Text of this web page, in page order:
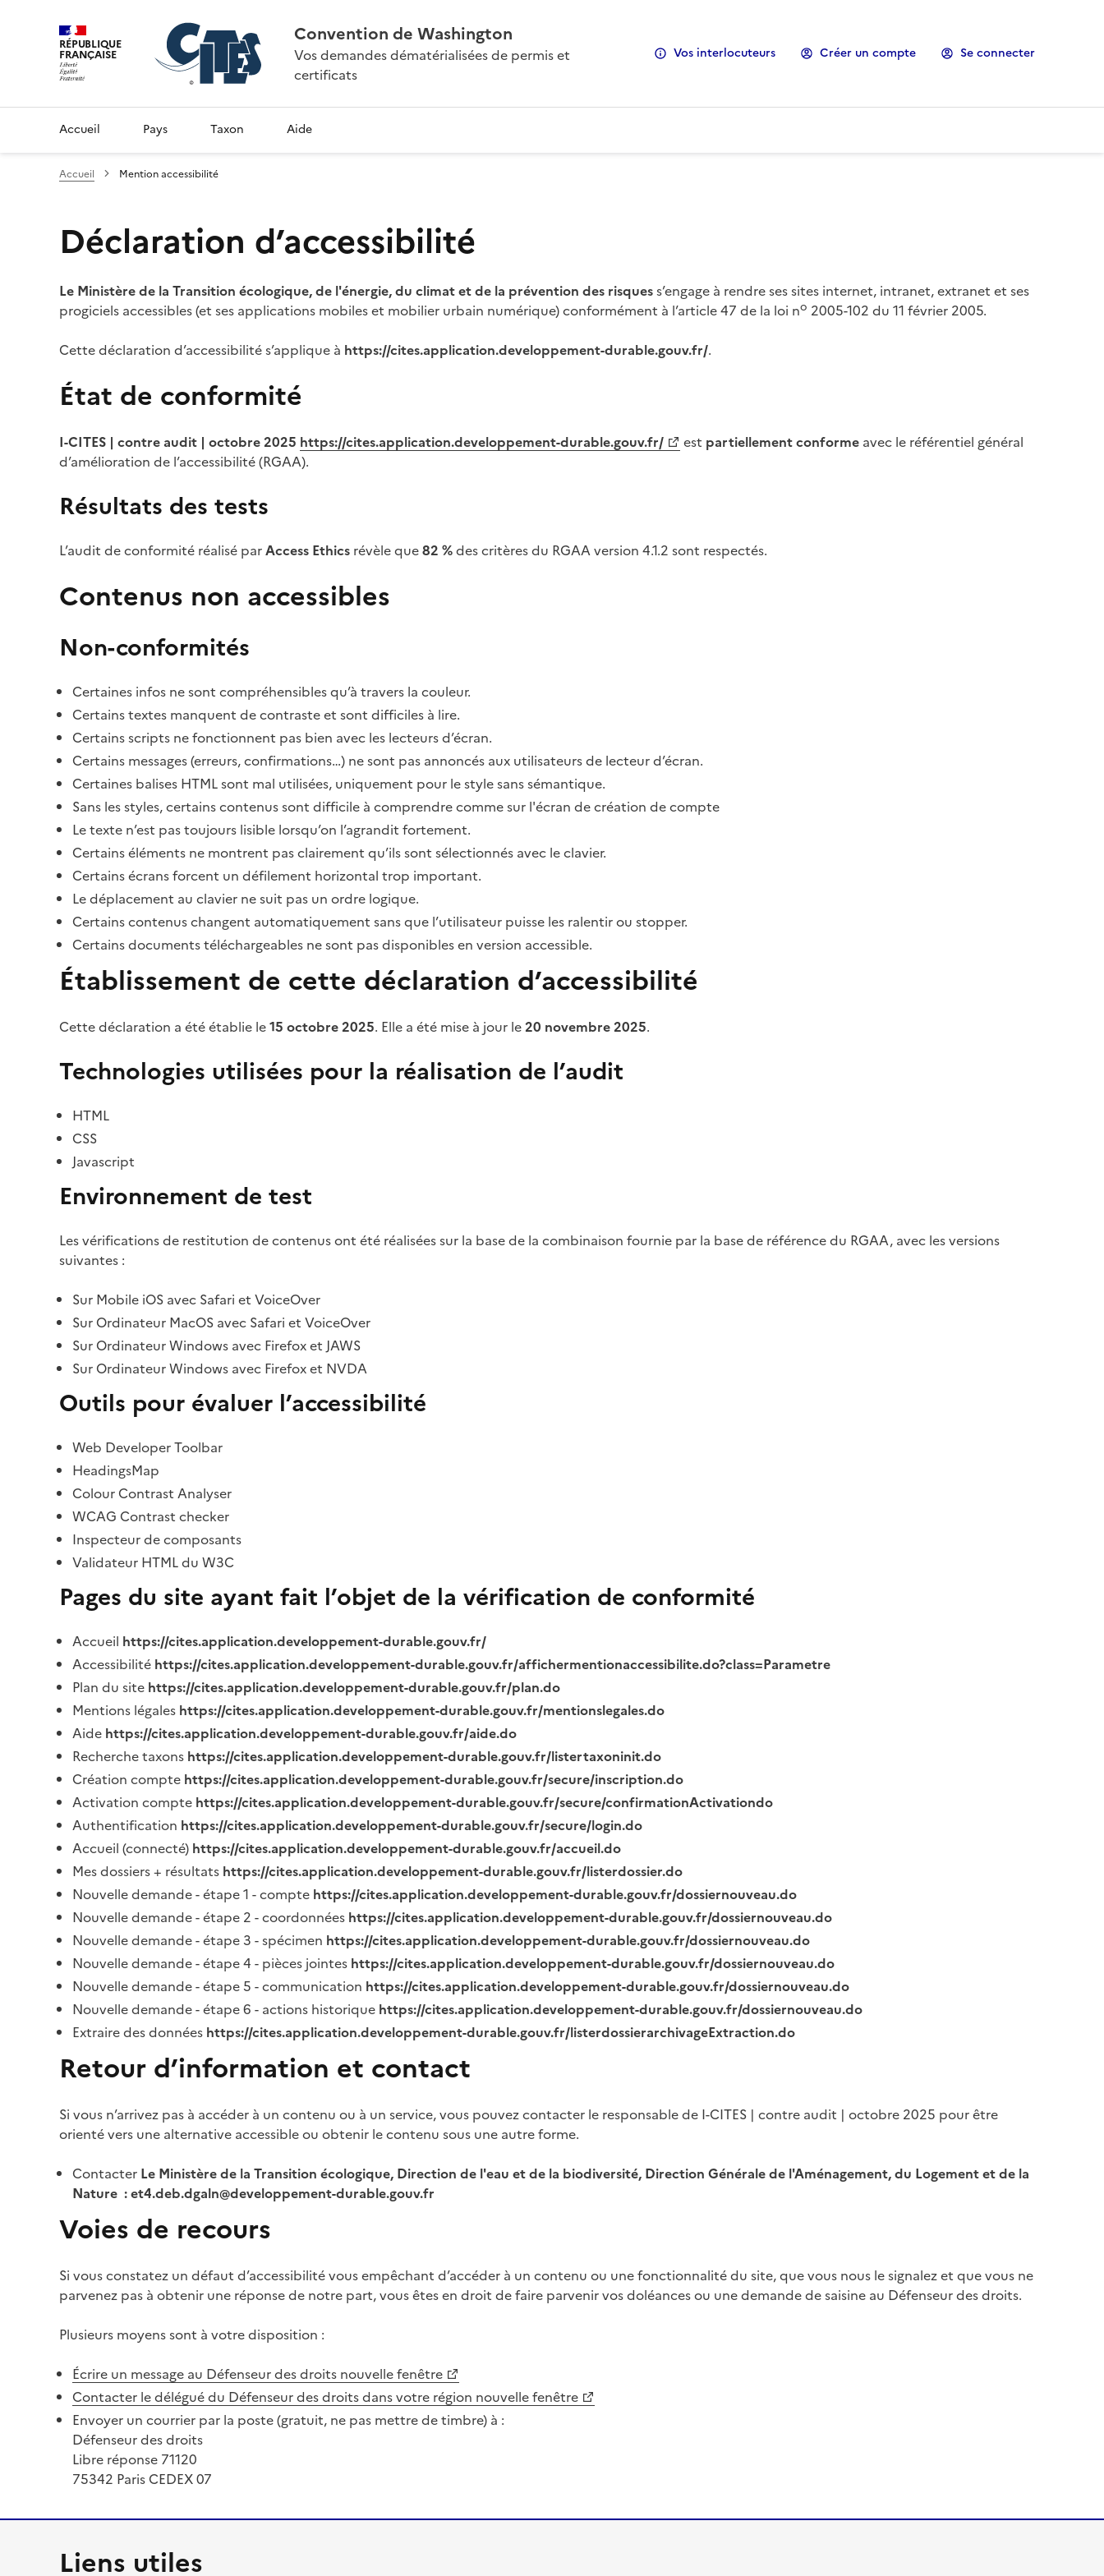
RÉPUBLIQUE
FRANÇAISE
Convention de Washington
Vos demandes dématérialisées de permis et
certificats
Vos interlocuteurs Créer un compte Se connecter
Accueil Pays Taxon Aide
Accueil Mention accessibilité
Déclaration d’accessibilité
Le Ministère de la Transition écologique, de l'énergie, du climat et de la prévention des risquess’engage à rendre ses sites internet, intranet, extranet et ses
progiciels accessibles (et ses applications mobiles et mobilier urbain numérique) conformément à l’article 47 de la loi no 2005-102 du 11 février 2005.
Cette déclaration d’accessibilité s’applique à https://cites.application.developpement-durable.gouv.fr/.
État de conformité
I-CITES | contre audit | octobre 2025 https://cites.application.developpement-durable.gouv.fr/ est partiellement conforme avec le référentiel général
d’amélioration de l’accessibilité (RGAA).
Résultats des tests
L’audit de conformité réalisé parAccess Ethics révèle que82 %des critères du RGAA version 4.1.2 sont respectés.
Contenus non accessibles
Non-conformités
Certaines infos ne sont compréhensibles qu’à travers la couleur.
Certains textes manquent de contraste et sont difficiles à lire.
Certains scripts ne fonctionnent pas bien avec les lecteurs d’écran.
Certains messages (erreurs, confirmations…) ne sont pas annoncés aux utilisateurs de lecteur d’écran.
Certaines balises HTML sont mal utilisées, uniquement pour le style sans sémantique.
Sans les styles, certains contenus sont difficile à comprendre comme sur l'écran de création de compte
Le texte n’est pas toujours lisible lorsqu’on l’agrandit fortement.
Certains éléments ne montrent pas clairement qu’ils sont sélectionnés avec le clavier.
Certains écrans forcent un défilement horizontal trop important.
Le déplacement au clavier ne suit pas un ordre logique.
Certains contenus changent automatiquement sans que l’utilisateur puisse les ralentir ou stopper.
Certains documents téléchargeables ne sont pas disponibles en version accessible.
Établissement de cette déclaration d’accessibilité
Cette déclaration a été établie le15 octobre 2025. Elle a été mise à jour le20 novembre 2025.
Technologies utilisées pour la réalisation de l’audit
HTML
CSS
Javascript
Environnement de test
Les vérifications de restitution de contenus ont été réalisées sur la base de la combinaison fournie par la base de référence du RGAA, avec les versions
suivantes :
Sur Mobile iOS avec Safari et VoiceOver
Sur Ordinateur MacOS avec Safari et VoiceOver
Sur Ordinateur Windows avec Firefox et JAWS
Sur Ordinateur Windows avec Firefox et NVDA
Outils pour évaluer l’accessibilité
Web Developer Toolbar
HeadingsMap
Colour Contrast Analyser
WCAG Contrast checker
Inspecteur de composants
Validateur HTML du W3C
Pages du site ayant fait l’objet de la vérification de conformité
Accueil https://cites.application.developpement-durable.gouv.fr/
Accessibilité https://cites.application.developpement-durable.gouv.fr/affichermentionaccessibilite.do?class=Parametre
Plan du site https://cites.application.developpement-durable.gouv.fr/plan.do
Mentions légales https://cites.application.developpement-durable.gouv.fr/mentionslegales.do
Aide https://cites.application.developpement-durable.gouv.fr/aide.do
Recherche taxons https://cites.application.developpement-durable.gouv.fr/listertaxoninit.do
Création compte https://cites.application.developpement-durable.gouv.fr/secure/inscription.do
Activation compte https://cites.application.developpement-durable.gouv.fr/secure/confirmationActivationdo
Authentification https://cites.application.developpement-durable.gouv.fr/secure/login.do
Accueil (connecté) https://cites.application.developpement-durable.gouv.fr/accueil.do
Mes dossiers + résultats https://cites.application.developpement-durable.gouv.fr/listerdossier.do
Nouvelle demande - étape 1 - compte https://cites.application.developpement-durable.gouv.fr/dossiernouveau.do
Nouvelle demande - étape 2 - coordonnées https://cites.application.developpement-durable.gouv.fr/dossiernouveau.do
Nouvelle demande - étape 3 - spécimen https://cites.application.developpement-durable.gouv.fr/dossiernouveau.do
Nouvelle demande - étape 4 - pièces jointes https://cites.application.developpement-durable.gouv.fr/dossiernouveau.do
Nouvelle demande - étape 5 - communication https://cites.application.developpement-durable.gouv.fr/dossiernouveau.do
Nouvelle demande - étape 6 - actions historique https://cites.application.developpement-durable.gouv.fr/dossiernouveau.do
Extraire des données https://cites.application.developpement-durable.gouv.fr/listerdossierarchivageExtraction.do
Retour d’information et contact
Si vous n’arrivez pas à accéder à un contenu ou à un service, vous pouvez contacter le responsable de I-CITES | contre audit | octobre 2025 pour être
orienté vers une alternative accessible ou obtenir le contenu sous une autre forme.
Contacter Le Ministère de la Transition écologique, Direction de l'eau et de la biodiversité, Direction Générale de l'Aménagement, du Logement et de la
Nature : et4.deb.dgaln@developpement-durable.gouv.fr
Voies de recours
Si vous constatez un défaut d’accessibilité vous empêchant d’accéder à un contenu ou une fonctionnalité du site, que vous nous le signalez et que vous ne
parvenez pas à obtenir une réponse de notre part, vous êtes en droit de faire parvenir vos doléances ou une demande de saisine au Défenseur des droits.
Plusieurs moyens sont à votre disposition :
Écrire un message au Défenseur des droits nouvelle fenêtre
Contacter le délégué du Défenseur des droits dans votre région nouvelle fenêtre
Envoyer un courrier par la poste (gratuit, ne pas mettre de timbre) à :
Défenseur des droits
Libre réponse 71120
75342 Paris CEDEX 07
Liens utiles